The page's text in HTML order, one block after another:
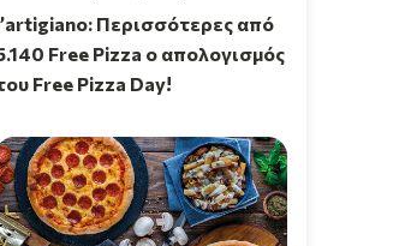
Περισσότερες από
Free Pizza ο απολογισμός
Free Pizza Day!